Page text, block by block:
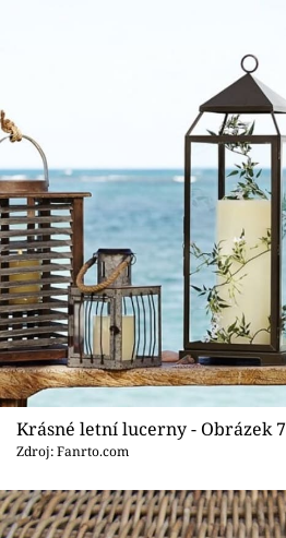
Krásné letní lucerny - Obrázek 7
Zdroj: Fanrto.com